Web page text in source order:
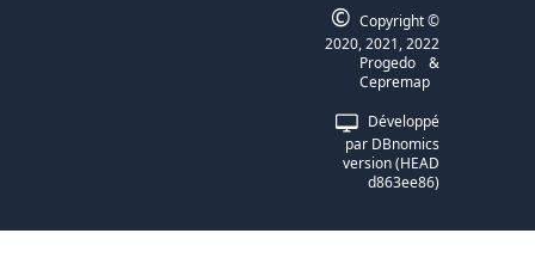
Développé
par DBnomics
version(HEAD
d863ee86)
© Copyright ©
2020, 2021, 2022
Progedo
&
Cepremap